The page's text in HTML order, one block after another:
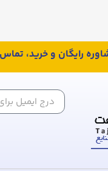
رایگان و خرید،